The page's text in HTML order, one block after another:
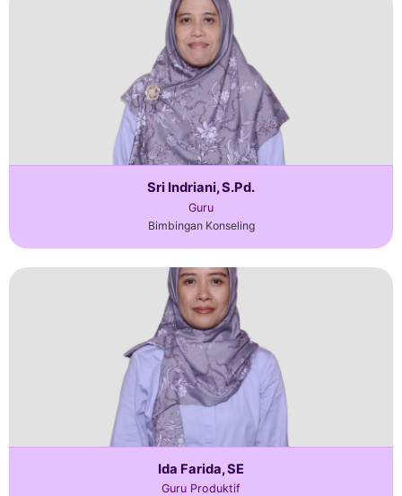
Sri Indriani, S.Pd.
Guru
Bimbingan Konseling
Ida Farida, SE
Guru Produktif